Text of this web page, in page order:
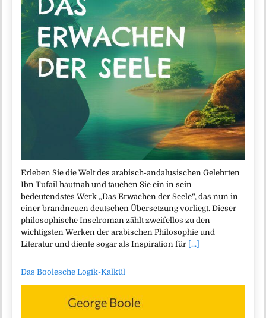
Erleben Sie die Welt des arabisch-andalusischen Gelehrten
Ibn Tufail hautnah und tauchen Sie ein in sein
bedeutendstes Werk „Das Erwachen der Seele“, das nun in
einer brandneuen deutschen Übersetzung vorliegt. Dieser
philosophische Inselroman zählt zweifellos zu den
wichtigsten Werken der arabischen Philosophie und
Literatur und diente sogar als Inspiration für [...]
Das Boolesche Logik-Kalkül